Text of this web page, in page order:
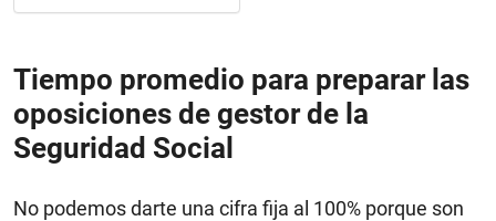
Tiempo promedio para preparar las
oposiciones de gestor de la
Seguridad Social
No podemos darte una cifra fija al 100% porque son